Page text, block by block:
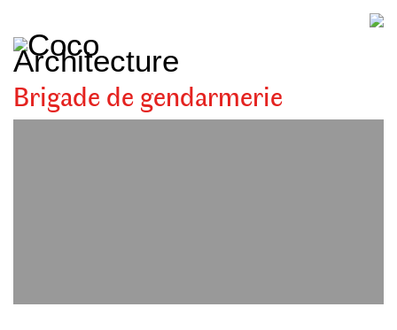
Architecture
architecture,
urbanisme,
etc.
Brigade de gendarmerie